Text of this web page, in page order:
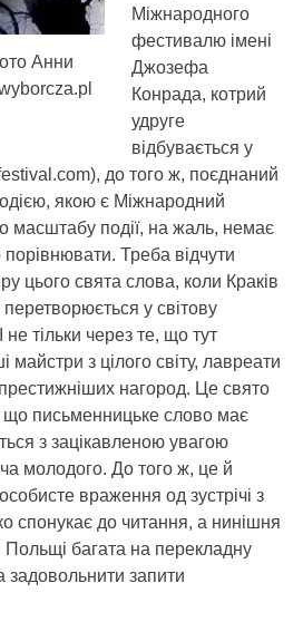
Анни
Міжнародного
фестивалю імені
Джозефа
Конрада, котрий
удруге
відбувається у
до того ж, поєднаний
якою є Міжнародний
масштабу події, на жаль, немає
порівнювати. Треба відчути
цього свята слова, коли Краків
перетворюється у світову
не тільки через те, що тут
майстри з цілого світу, лавреати
нагород. Це свято
письменницьке слово має
з зацікавленою увагою
молодого. До того ж, це й
враження од зустрічі з
спонукає до читання, а нинішня
Польщі багата на перекладну
задовольнити запити